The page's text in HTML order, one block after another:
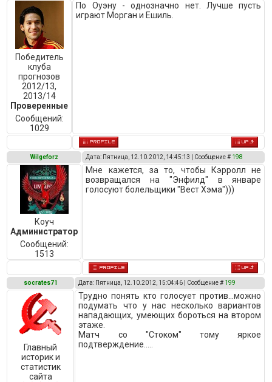
Победитель
клуба
прогнозов
2012/13,
2013/14
Проверенные
Сообщений:
1029
По Оуэну - однозначно нет. Лучше пусть
играют Морган и Ешиль.
Wilgeforz Дата: Пятница, 12.10.2012, 14:45:13 | Сообщение # 198
Коуч
Администратор
Сообщений:
1513
Мне кажется, за то, чтобы Кэрролл не
возвращался на "Энфилд" в январе
голосуют болельщики "Вест Хэма")))
socrates71 Дата: Пятница, 12.10.2012, 15:04:46 | Сообщение # 199
Главный
историк и
статистик
сайта
Трудно понять кто голосует против...можно
подумать что у нас несколько вариантов
нападающих, умеющих бороться на втором
этаже.
Матч со "Стоком" тому яркое
подтверждение.....